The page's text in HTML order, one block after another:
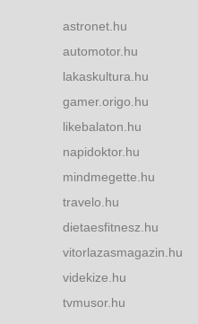
astronet.hu
automotor.hu
lakaskultura.hu
gamer.origo.hu
likebalaton.hu
napidoktor.hu
mindmegette.hu
travelo.hu
dietaesfitnesz.hu
vitorlazasmagazin.hu
videkize.hu
tvmusor.hu